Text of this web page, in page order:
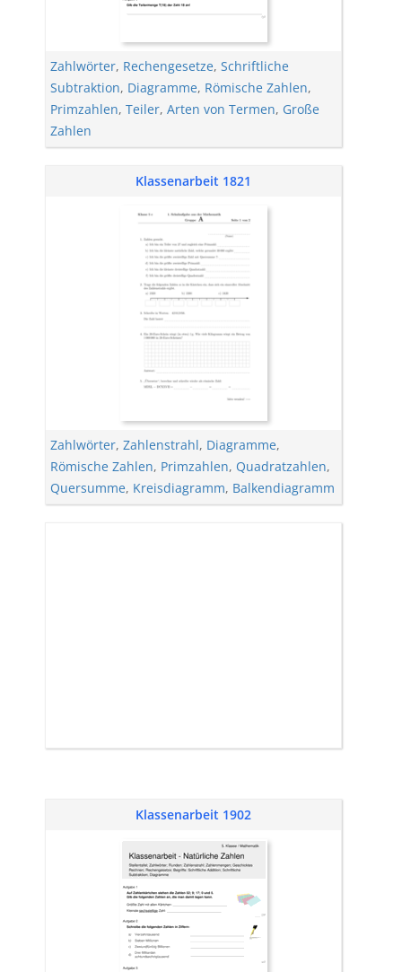
Zahlwörter, Rechengesetze, Schriftliche
Subtraktion, Diagramme, Römische Zahlen,
Primzahlen, Teiler, Arten von Termen, Große
Zahlen
Klassenarbeit 1821
Zahlwörter, Zahlenstrahl, Diagramme,
Römische Zahlen, Primzahlen, Quadratzahlen,
Quersumme, Kreisdiagramm, Balkendiagramm
Klassenarbeit 1902